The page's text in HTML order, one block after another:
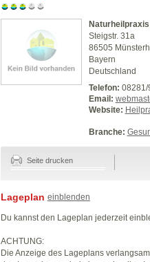
Steigstr. 31a
86505
Bayern
Deutschland
Telefon: 08281/
Email:
Website:
Branche:
Seite drucken
Lageplan einblenden
Du kannst den Lageplan jederzeit
ACHTUNG:
Die Anzeige des Lageplans